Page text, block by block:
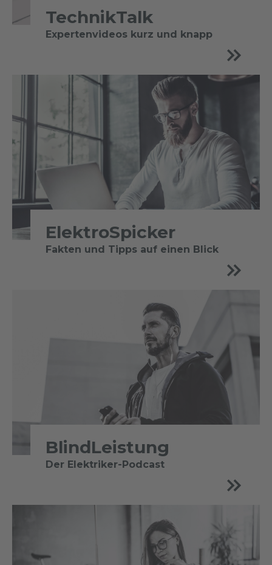
TechnikTalk
Expertenvideos kurz und knapp
ElektroSpicker
Fakten und Tipps auf einen Blick
BlindLeistung
Der Elektriker-Podcast